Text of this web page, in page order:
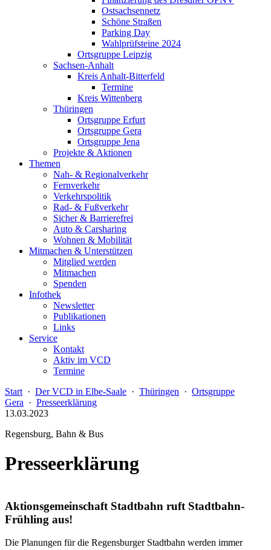
Ostsachsennetz
Schöne Straßen
Parking Day
Wahlprüfsteine 2024
Ortsgruppe Leipzig
Sachsen-Anhalt
Kreis Anhalt-Bitterfeld
Termine
Kreis Wittenberg
Thüringen
Ortsgruppe Erfurt
Ortsgruppe Gera
Ortsgruppe Jena
Projekte & Aktionen
Themen
Nah- & Regionalverkehr
Fernverkehr
Verkehrspolitik
Rad- & Fußverkehr
Sicher & Barrierefrei
Auto & Carsharing
Wohnen & Mobilität
Mitmachen & Unterstützen
Mitglied werden
Mitmachen
Spenden
Infothek
Newsletter
Publikationen
Links
Service
Kontakt
Aktiv im VCD
Termine
Start · Der VCD in Elbe-Saale · Thüringen · Ortsgruppe
Gera · Presseerklärung
13.03.2023
Regensburg, Bahn & Bus
Presseerklärung
Aktionsgemeinschaft Stadtbahn ruft Stadtbahn-
Frühling aus!
Die Planungen für die Regensburger Stadtbahn werden immer